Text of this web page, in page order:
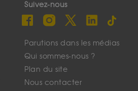
Suivez-nous
Parutions dans les médias
Qui sommes-nous ?
Plan du site
Nous contacter